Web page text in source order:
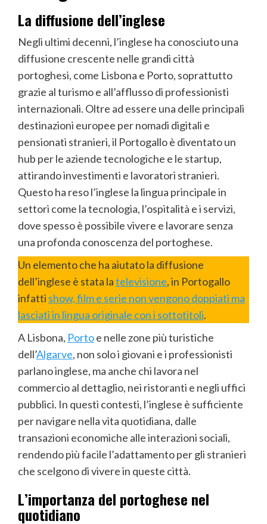
La diffusione dell’inglese
Negli ultimi decenni, l’inglese ha conosciuto una
diffusione crescente nelle grandi città
portoghesi, come Lisbona e Porto, soprattutto
grazie al turismo e all’afflusso di professionisti
internazionali. Oltre ad essere una delle principali
destinazioni europee per nomadi digitali e
pensionati stranieri, il Portogallo è diventato un
hub per le aziende tecnologiche e le startup,
attirando investimenti e lavoratori stranieri.
Questo ha reso l’inglese la lingua principale in
settori come la tecnologia, l’ospitalità e i servizi,
dove spesso è possibile vivere e lavorare senza
una profonda conoscenza del portoghese.
Un elemento che ha aiutato la diffusione
dell’inglese è stata latelevisione, in Portogallo
infatti show, film e serie non vengono doppiati ma
lasciati in lingua originale con i sottotitoli.
A Lisbona, Portoe nelle zone più turistiche
dell’Algarve, non solo i giovani e i professionisti
parlano inglese, ma anche chi lavora nel
commercio al dettaglio, nei ristoranti e negli uffici
pubblici. In questi contesti, l’inglese è sufficiente
per navigare nella vita quotidiana, dalle
transazioni economiche alle interazioni sociali,
rendendo più facile l’adattamento per gli stranieri
che scelgono di vivere in queste città.
L’importanza del portoghese nel
quotidiano